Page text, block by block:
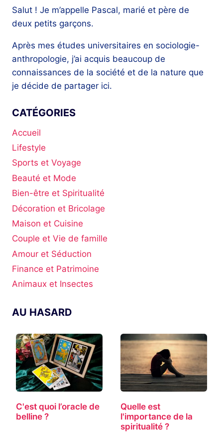
Salut ! Je m’appelle Pascal, marié et père de
deux petits garçons.
Après mes études universitaires en sociologie-
anthropologie, j’ai acquis beaucoup de
connaissances de la société et de la nature que
je décide de partager ici.
CATÉGORIES
Accueil
Lifestyle
Sports et Voyage
Beauté et Mode
Bien-être et Spiritualité
Décoration et Bricolage
Maison et Cuisine
Couple et Vie de famille
Amour et Séduction
Finance et Patrimoine
Animaux et Insectes
AU HASARD
C'est quoi l’oracle de
belline ?
Quelle est
l'importance de la
spiritualité ?